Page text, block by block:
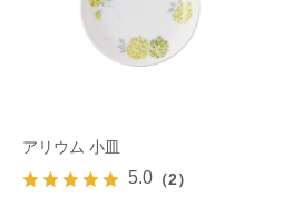
アリウム 小皿
5.0 （2）